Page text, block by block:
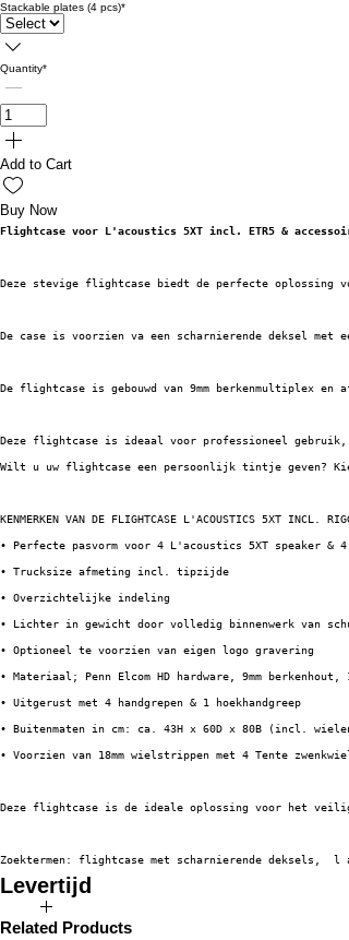
Stackable plates (4 pcs)*
Quantity*
Add to Cart
Buy Now
Flightcase voor L'acoustics 5XT incl. ETR5 &
Deze stevige flightcase biedt de perfecte
De case is voorzien va een scharnierende deksel
De flightcase is gebouwd van 9mm berkenmultiplex
Deze flightcase is ideaal voor professioneel
Wilt u uw flightcase een persoonlijk tintje geven?
KENMERKEN VAN DE FLIGHTCASE L'ACOUSTICS 5XT INCL.
• Perfecte pasvorm voor 4 L'acoustics 5XT speaker & 4
• Trucksize afmeting incl. tipzijde
• Overzichtelijke indeling
• Lichter in gewicht door volledig binnenwerk van
• Optioneel te voorzien van eigen logo gravering
• Materiaal; Penn Elcom HD hardware, 9mm
• Uitgerust met 4 handgrepen & 1 hoekhandgreep
• Buitenmaten in cm: ca. 43H x 60D x 80B (incl.
• Voorzien van 18mm wielstrippen met 4 Tente
Deze flightcase is de ideale oplossing voor het
Zoektermen: flightcase met scharnierende deksels,  l
Levertijd
De verwachte levertijd van dit product bedraagt 2 tot 4 weken.
Related Products